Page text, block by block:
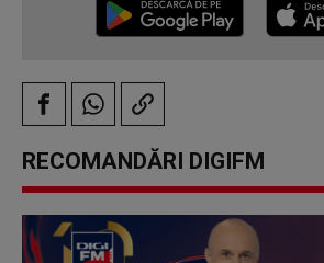
RECOMANDĂRI DIGIFM